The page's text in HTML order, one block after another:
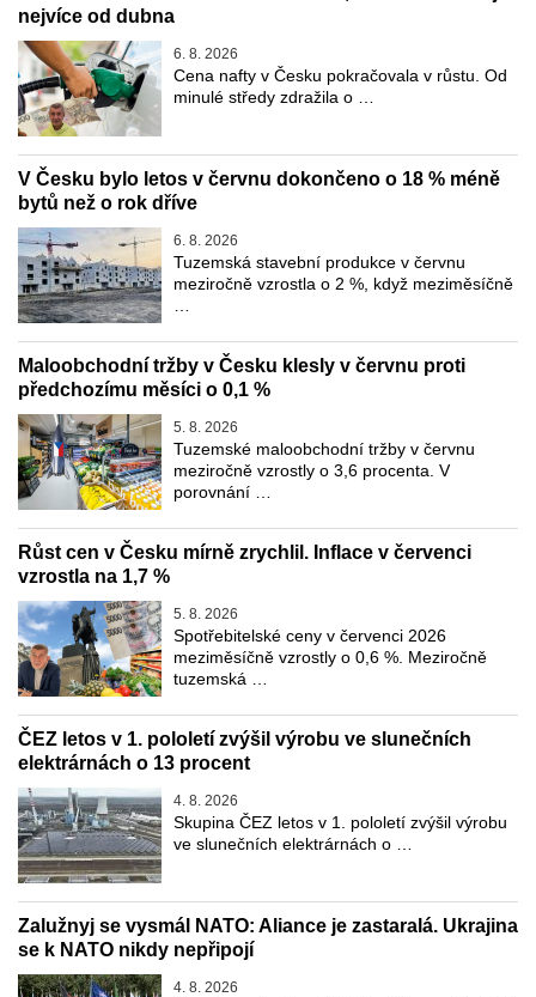
nejvíce od dubna
6. 8. 2026
Cena nafty v Česku pokračovala v růstu. Od
minulé středy zdražila o …
V Česku bylo letos v červnu dokončeno o 18 % méně
bytů než o rok dříve
6. 8. 2026
Tuzemská stavební produkce v červnu
meziročně vzrostla o 2 %, když meziměsíčně
Maloobchodní tržby v Česku klesly v červnu proti
předchozímu měsíci o 0,1 %
5. 8. 2026
Tuzemské maloobchodní tržby v červnu
meziročně vzrostly o 3,6 procenta. V
porovnání …
Růst cen v Česku mírně zrychlil. Inflace v červenci
vzrostla na 1,7 %
5. 8. 2026
Spotřebitelské ceny v červenci 2026
meziměsíčně vzrostly o 0,6 %. Meziročně
tuzemská …
ČEZ letos v 1. pololetí zvýšil výrobu ve slunečních
elektrárnách o 13 procent
4. 8. 2026
Skupina ČEZ letos v 1. pololetí zvýšil výrobu
ve slunečních elektrárnách o …
Zalužnyj se vysmál NATO: Aliance je zastaralá. Ukrajina
se k NATO nikdy nepřipojí
4. 8. 2026